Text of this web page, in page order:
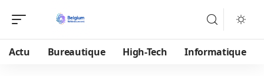
Actu Bureautique High-Tech Informatique